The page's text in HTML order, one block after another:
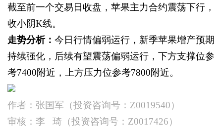
截至前一个交易日收盘，苹果主力合约震荡下行，
收小阴K线。
走势分析： 今日行情偏弱运行，新季苹果增产预期
持续强化，后续有望震荡偏弱运行，下方支撑位参
考7400附近，上方压力位参考7800附近。
作者：张国军（投资咨询号： Z0019540）
审核：李
琦（投资咨询号： Z0017426）